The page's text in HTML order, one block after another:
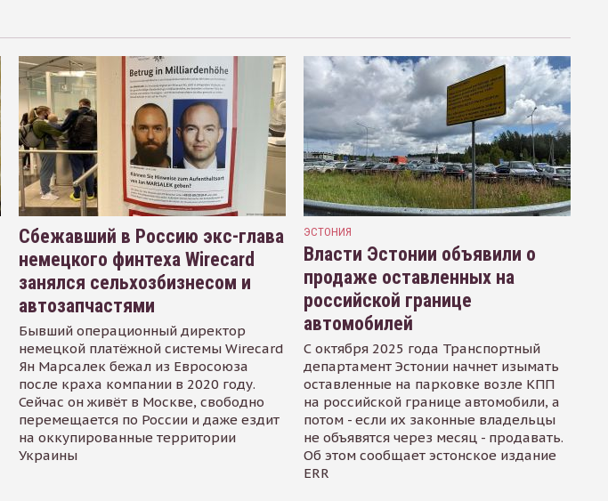
Сбежавший в Россию экс-глава
немецкого финтеха Wirecard
занялся сельхозбизнесом и
автозапчастями
Бывший операционный директор
немецкой платёжной системы Wirecard
Ян Марсалек бежал из Евросоюза
после краха компании в 2020 году.
Сейчас он живёт в Москве, свободно
перемещается по России и даже ездит
на оккупированные территории
Украины
ЭСТОНИЯ
Власти Эстонии объявили о
продаже оставленных на
российской границе
автомобилей
С октября 2025 года Транспортный
департамент Эстонии начнет изымать
оставленные на парковке возле КПП
на российской границе автомобили, а
потом - если их законные владельцы
не объявятся через месяц - продавать.
Об этом сообщает эстонское издание
ERR